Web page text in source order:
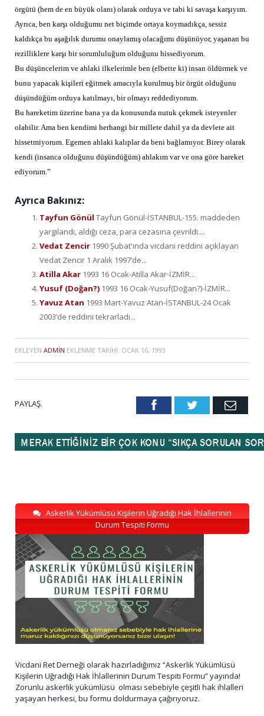
örgütü (hem de en büyük olanı) olarak orduya ve tabi ki savaşa karşıyım.
Ayrıca, ben karşı olduğumu net biçimde ortaya koymadıkça, sessiz
kaldıkça bu aşağılık durumu onaylamış olacağımı düşünüyor, yaşanan bu
rezilliklere karşı bir sorumluluğum olduğunu hissediyorum.
Bu düşüncelerim ve ahlaki ilkelerimle ben (elbette ki) insan öldürmek ve
bunu yapacak kişileri eğitmek amacıyla kurulmuş bir örgüt olduğunu
düşündüğüm orduya katılmayı, bir olmayı reddediyorum.
Bu hareketim üzerine bana ya da konusunda nutuk çekmek isteyenler
olabilir. Ama ben kendimi herhangi bir millete dahil ya da devlete ait
hissetmiyorum. Egemen ahlaki kalıplar da beni bağlamıyor. Birey olarak
kendi (insanca olduğunu düşündüğüm) ahlakım var ve ona göre hareket
ediyorum.”
Ayrıca Bakınız:
Tayfun Gönül Tayfun Gönül-İSTANBUL-155. maddeden
yargılandı, aldığı ceza, para cezasına çevrildi....
Vedat Zencir 1990 Şubat'ında vicdani reddini açıklayan
Vedat Zencir 1 Aralık 1997’de...
Atilla Akar 1993 16 Ocak-Atilla Akar-İZMİR...
Yusuf (Doğan?) 1993 16 Ocak-Yusuf(Doğan?)-İZMİR...
Yavuz Atan 1993 Mart-Yavuz Atan-İSTANBUL-24 Ocak
2003’de reddini tekrarladı...
EKLEYEN ADMIN EKLENME TARIHI: OCAK 16, 1993
PAYLAŞ. FacebookTwitter Email
Askerlik Yükümlüsü Kişilerin Uğradığı Hak İhlallerinin
Durum Tespiti Formu
Vicdani Ret Derneği olarak hazırladığımız “Askerlik Yükümlüsü
Kişilerin Uğradığı Hak İhlallerinin Durum Tespiti Formu” yayında!
Zorunlu askerlik yükümlüsü olması sebebiyle çeşitli hak ihlalleri
yaşayan herkesi, bu formu doldurmaya çağırıyoruz.